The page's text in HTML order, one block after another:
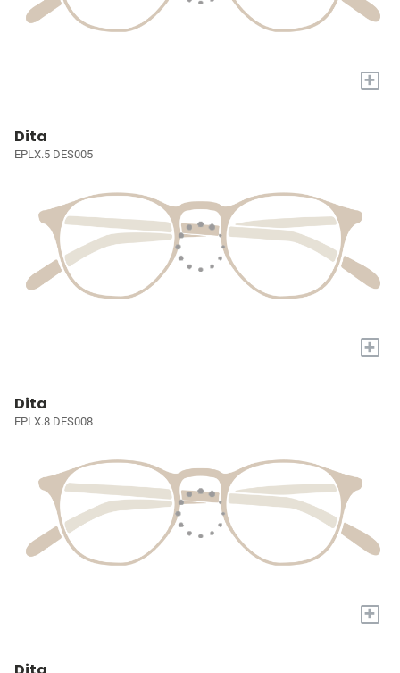
+
Dita
EPLX.5 DES005
+
Dita
EPLX.8 DES008
+